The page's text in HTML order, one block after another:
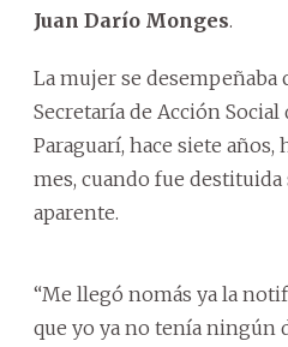
Juan Darío Monges.
La mujer se desempeñaba
Secretaría de Acción
Paraguarí, hace siete años,
mes, cuando fue
aparente.
“Me llegó nomás ya la
que yo ya no tenía ningún